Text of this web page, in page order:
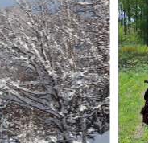
でが元気に暮らせるふる
税をきっかけに村に戀し
。
ページはこちら（外部サイト）
外部サイトへ遷移します。
移先サイトの方針に従います。